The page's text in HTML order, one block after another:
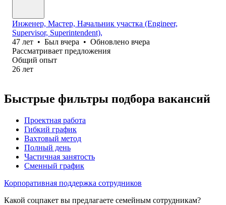
Инженер, Мастер, Начальник участка (Engineer,
Supervisor, Superintendent),
47 лет • Был вчера • Обновлено вчера
Рассматривает предложения
Общий опыт
26 лет
Быстрые фильтры подбора вакансий
Проектная работа
Гибкий график
Вахтовый метод
Полный день
Частичная занятость
Сменный график
Корпоративная поддержка сотрудников
Какой соцпакет вы предлагаете семейным сотрудникам?